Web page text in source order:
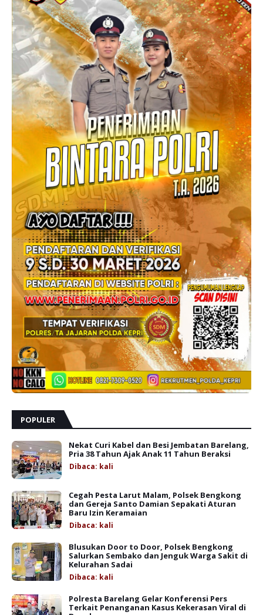
POPULER
Nekat Curi Kabel dan Besi Jembatan Barelang,
Pria 38 Tahun Ajak Anak 11 Tahun Beraksi
Dibaca: kali
Cegah Pesta Larut Malam, Polsek Bengkong
dan Gereja Santo Damian Sepakati Aturan
Baru Izin Keramaian
Dibaca: kali
Blusukan Door to Door, Polsek Bengkong
Salurkan Sembako dan Jenguk Warga Sakit di
Kelurahan Sadai
Dibaca: kali
Polresta Barelang Gelar Konferensi Pers
Terkait Penanganan Kasus Kekerasan Viral di